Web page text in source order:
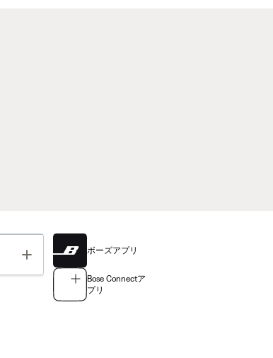
Toggle ボーズアプリ
Bose Connectア
プリ